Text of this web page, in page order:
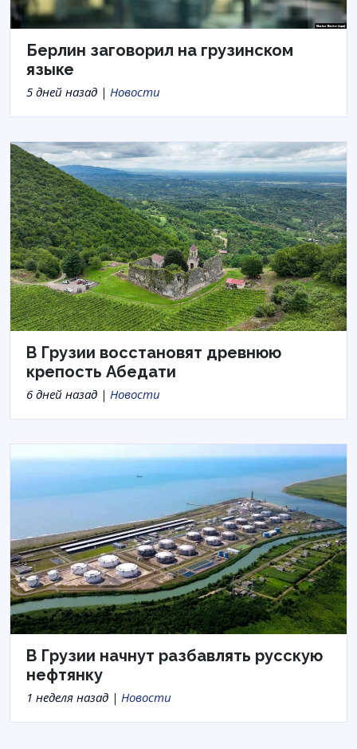
Берлин заговорил на грузинском
языке
5 дней назад | Новости
В Грузии восстановят древнюю
крепость Абедати
6 дней назад | Новости
В Грузии начнут разбавлять русскую
нефтянку
1 неделя назад | Новости